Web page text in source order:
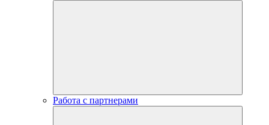
Работа с партнерами